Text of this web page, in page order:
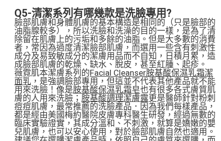
Q5-清潔系列有哪幾款是洗臉專用?
臉部肌膚和身體肌膚的基本構造是相同的（只是臉部的
油脂腺較多），所以洗臉和洗澡的目的一樣，是為了清
除留在肌膚上的污垢和多餘的油脂。但是大多數的消費
者，常因為過度清潔臉部肌膚，而選用一些含有刺激性
成分及易致敏成分的潔膚用品而不自知，日積月累，造
成臉部肌膚的乾燥、缺水、脫皮，甚至紅腫、起疹。
薇霓肌本潔膚系列的Facial Cleanser胺基酸保濕乳霜潔
面乳 ，是強調臉部專用，但這並不代表其他產品就不能
用來洗臉！像是胺基酸保濕乳霜皂也有很多各式膚質肌
膚的人用來洗臉； 胺基酸調理潔膚露更是醫師針對粉刺
痘痘肌膚，最常推薦的洗臉產品．因為我們每樣產品，
都是經由美國梅約醫院皮膚專科醫生研發，經過無數的
臨床實驗證實，其成分溫和、不刺激，就算是嬌嫩的嬰
兒肌膚，也可以安心使用，對於臉部肌膚自然也適用。